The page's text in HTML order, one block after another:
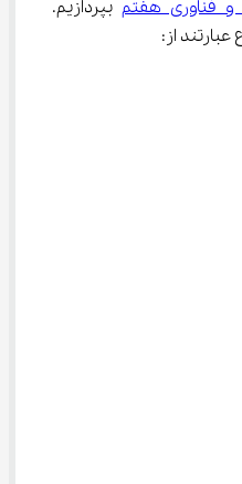
و فناوری هفتم بپردازیم.
از: